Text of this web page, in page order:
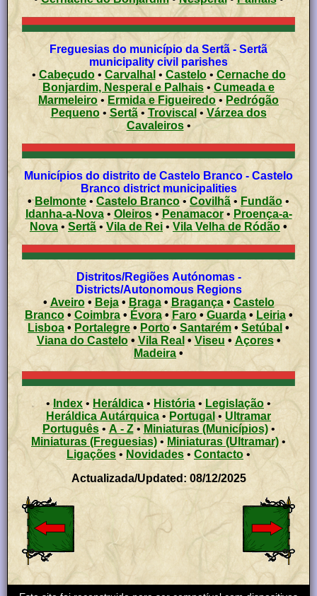
Freguesias do município da Sertã - Sertã
municipality civil parishes
• Cabeçudo• Carvalhal • Castelo• Cernache do
Bonjardim, Nesperal e Palhais • Cumeada e
Marmeleiro • Ermida e Figueiredo • Pedrógão
Pequeno•Sertã• Troviscal • Várzea dos
Cavaleiros•
Municípios do distrito de Castelo Branco - Castelo
Branco district municipalities
• Belmonte • Castelo Branco•Covilhã • Fundão •
Idanha-a-Nova• Oleiros• Penamacor• Proença-a-
Nova • Sertã • Vila de Rei • Vila Velha de Ródão •
Distritos/Regiões Autónomas -
Districts/Autonomous Regions
• Aveiro• Beja• Braga• Bragança• Castelo
Branco• Coimbra• Évora• Faro• Guarda• Leiria•
Lisboa • Portalegre • Porto• Santarém • Setúbal •
Viana do Castelo• Vila Real • Viseu • Açores•
Madeira •
•Index • Heráldica • História • Legislação •
Heráldica Autárquica • Portugal • Ultramar
Português• A - Z•Miniaturas (Municípios)•
Miniaturas (Freguesias) • Miniaturas (Ultramar) •
Ligações • Novidades• Contacto•
Actualizada/Updated: 08/12/2025